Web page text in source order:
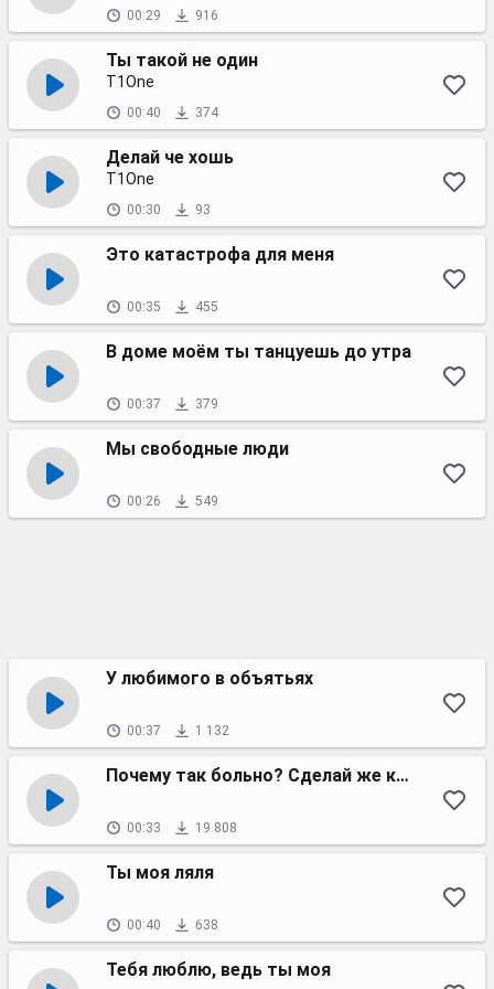
00:29 916
Ты такой не один
T1One
00:40 374
Делай че хошь
T1One
00:30 93
Это катастрофа для меня
00:35 455
В доме моём ты танцуешь до утра
00:37 379
Мы свободные люди
00:26 549
У любимого в объятьях
00:37 1 132
Почему так больно? Сделай же контрольный
00:33 19 808
Ты моя ляля
00:40 638
Тебя люблю, ведь ты моя